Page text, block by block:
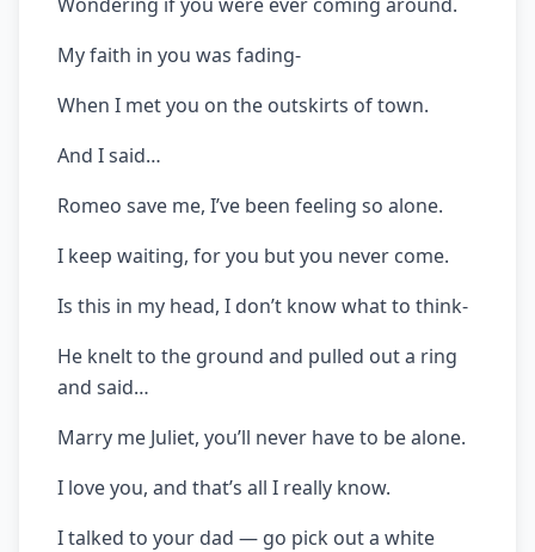
My faith in you was fading-
When I met you on the outskirts of town.
And I said…
Romeo save me, I’ve been feeling so alone.
I keep waiting, for you but you never come.
Is this in my head, I don’t know what to think-
He knelt to the ground and pulled out a ring
and said…
Marry me Juliet, you’ll never have to be alone.
I love you, and that’s all I really know.
I talked to your dad — go pick out a white